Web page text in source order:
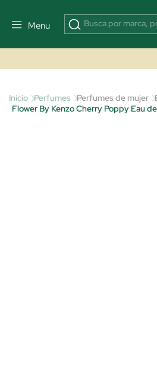
Menu
Inicio Perfumes Perfumes de mujer
Flower By Kenzo Cherry Poppy Eau